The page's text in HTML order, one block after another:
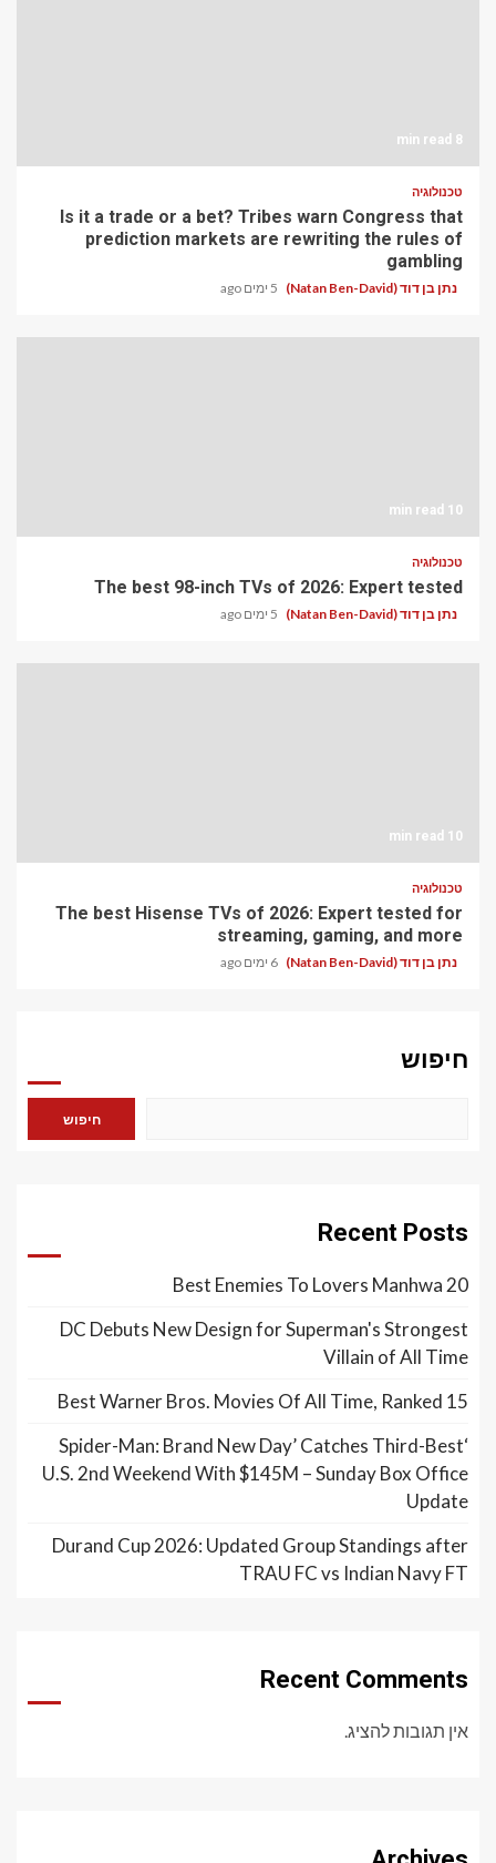
8 min read
טכנולוגיה
Is it a trade or a bet? Tribes warn Congress that
prediction markets are rewriting the rules of
gambling
נתן בן דוד (Natan Ben-David) 5 ימים ago
10 min read
טכנולוגיה
The best 98-inch TVs of 2026: Expert tested
נתן בן דוד (Natan Ben-David) 5 ימים ago
10 min read
טכנולוגיה
The best Hisense TVs of 2026: Expert tested for
streaming, gaming, and more
נתן בן דוד (Natan Ben-David) 6 ימים ago
חיפוש
חיפוש
Recent Posts
20 Best Enemies To Lovers Manhwa
DC Debuts New Design for Superman's Strongest
Villain of All Time
15 Best Warner Bros. Movies Of All Time, Ranked
‘Spider-Man: Brand New Day’ Catches Third-Best
U.S. 2nd Weekend With $145M – Sunday Box Office
Update
Durand Cup 2026: Updated Group Standings after
TRAU FC vs Indian Navy FT
Recent Comments
אין תגובות להציג.